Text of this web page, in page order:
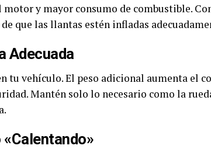
y mayor consumo de combustible.
que las llantas estén infladas
Adecuada
tu vehículo. El peso adicional aumenta el
Mantén solo lo necesario como la
«Calentando»